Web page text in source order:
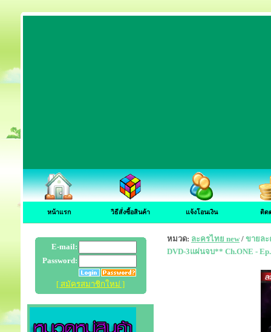
หน้าแรก วิธีสั่งซื้อสินค้า แจ้งโอนเงิน ติด
E-mail:
Password:
[ สมัครสมาชิกใหม่ ]
หมวด: ละครไทย new / ขายละ
DVD-3แผ่นจบ** Ch.ONE -